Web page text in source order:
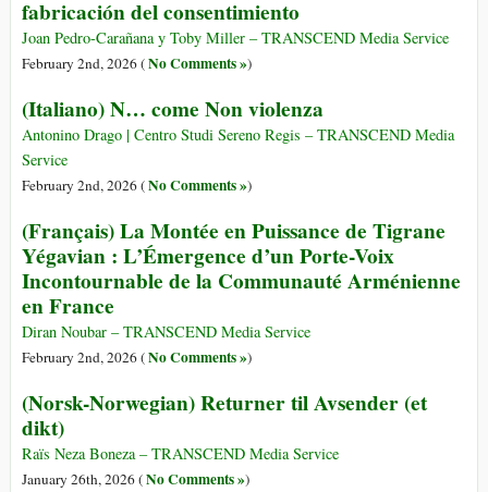
fabricación del consentimiento
Joan Pedro-Carañana y Toby Miller – TRANSCEND Media Service
February 2nd, 2026 (No Comments »)
(Italiano) N… come Non violenza
Antonino Drago | Centro Studi Sereno Regis – TRANSCEND Media
Service
February 2nd, 2026 (No Comments »)
(Français) La Montée en Puissance de Tigrane
Yégavian : L’Émergence d’un Porte-Voix
Incontournable de la Communauté Arménienne
en France
Diran Noubar – TRANSCEND Media Service
February 2nd, 2026 (No Comments »)
(Norsk-Norwegian) Returner til Avsender (et
dikt)
Raïs Neza Boneza – TRANSCEND Media Service
January 26th, 2026 (No Comments »)